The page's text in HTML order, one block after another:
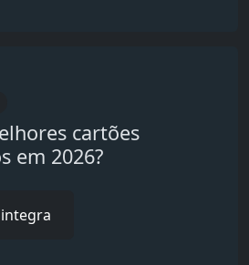
cartões
em 2026?